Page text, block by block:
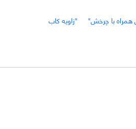
با چرخش"
"زاویه کاب